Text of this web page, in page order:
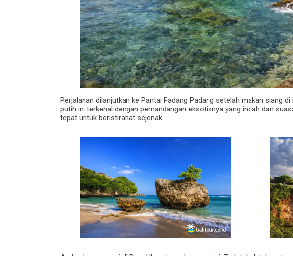
Perjalanan dilanjutkan ke Pantai Padang Padang setelah makan siang
putih ini terkenal dengan pemandangan eksotisnya yang indah dan
tepat untuk beristirahat sejenak.